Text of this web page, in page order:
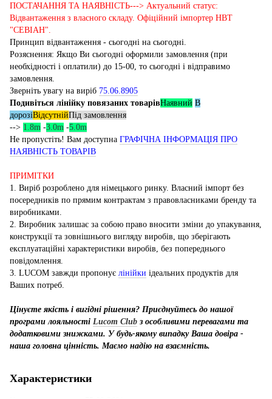
ПОСТАЧАННЯ ТА НАЯВНІСТЬ---> Актуальний статус:
Відвантаження з власного складу. Офіційний імпортер НВТ
"СЕВІАН".
Принцип відвантаження - сьогодні на сьогодні.
Розяснення: Якщо Ви сьогодні оформили замовлення (при
необхідності і оплатили) до 15-00, то сьогодні і відправимо
замовлення.
Зверніть увагу на виріб 75.06.8905
Подивіться лінійку повязаних товарівНаявний В
дорозіВідсутнійПід замовлення
--> 1.8m -3.0m -5.0m
Не пропустіть! Вам доступна ГРАФІЧНА ІНФОРМАЦІЯ ПРО
НАЯВНІСТЬ ТОВАРІВ
ПРИМІТКИ
1. Виріб розроблено для німецького ринку. Власний імпорт без
посередників по прямим контрактам з правовласниками бренду та
виробниками.
2. Виробник залишає за собою право вносити зміни до упакування,
конструкції та зовнішнього вигляду виробів, що зберігають
експлуатаційні характеристики виробів, без попереднього
повідомлення.
3. LUCOM завжди пропонує лінійки ідеальних продуктів для
Ваших потреб.
Цінуєте якість і вигідні рішення? Приєднуйтесь до нашої
програми лояльності Lucom Club з особливими перевагами та
додатковими знижками. У будь-якому випадку Ваша довіра -
наша головна цінність. Маємо надію на взаємність.
Характеристики